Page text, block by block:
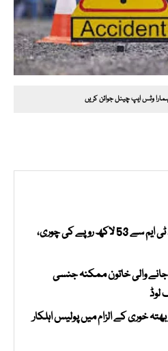
وٹس ایپ چینل جوائن کریں
کراچی: نجی بینک کے اے ٹی ایم سے 53 لاکھ روپے کی چوری،
جانے والی خاتون ممکنہ جنسی
خوری کے الزام میں پولیس اہلکار